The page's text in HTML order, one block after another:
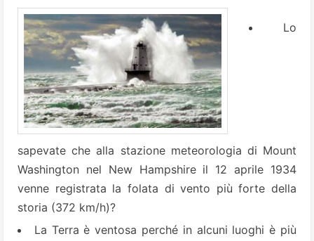
Lo
sapevate che alla stazione meteorologia di Mount
Washington nel New Hampshire il 12 aprile 1934
venne registrata la folata di vento più forte della
storia (372 km/h)?
La Terra è ventosa perché in alcuni luoghi è più